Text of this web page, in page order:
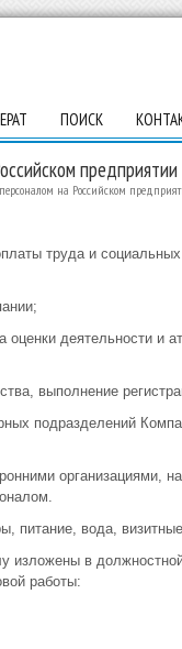
ПОИСК
предприятии
на Российском
труда и
деятельности и
выполнение
подразделений
организациями,
питание, вода,
в
работы: